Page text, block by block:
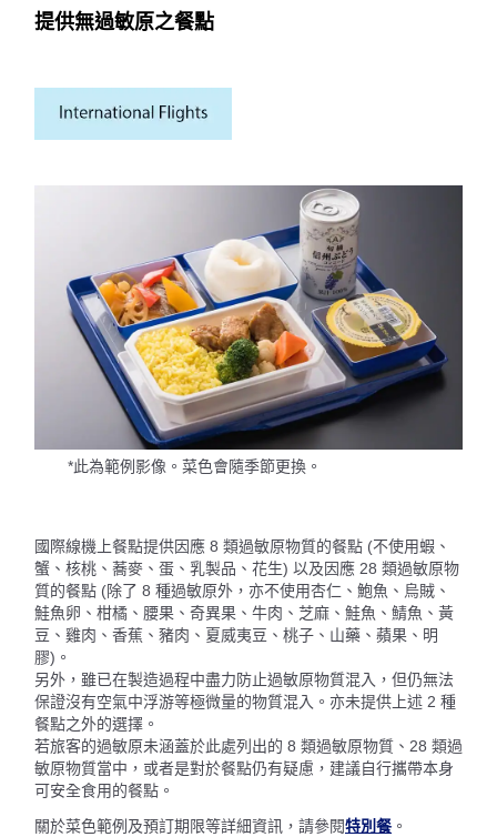
提供無過敏原之餐點
*此為範例影像。菜色會隨季節更換。
國際線機上餐點提供因應 8 類過敏原物質的餐點 (不使用蝦、
蟹、核桃、蕎麥、蛋、乳製品、花生) 以及因應 28 類過敏原物
質的餐點 (除了 8 種過敏原外，亦不使用杏仁、鮑魚、烏賊、
鮭魚卵、柑橘、腰果、奇異果、牛肉、芝麻、鮭魚、鯖魚、黃
豆、雞肉、香蕉、豬肉、夏威夷豆、桃子、山藥、蘋果、明
膠)。
另外，雖已在製造過程中盡力防止過敏原物質混入，但仍無法
保證沒有空氣中浮游等極微量的物質混入。亦未提供上述 2 種
餐點之外的選擇。
若旅客的過敏原未涵蓋於此處列出的 8 類過敏原物質、28 類過
敏原物質當中，或者是對於餐點仍有疑慮，建議自行攜帶本身
可安全食用的餐點。
關於菜色範例及預訂期限等詳細資訊，請參閱特別餐。